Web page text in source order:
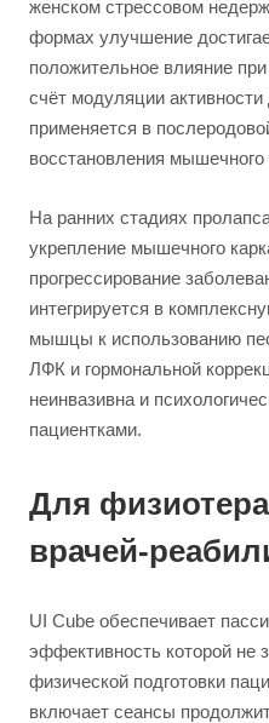
женском стрессовом
формах улучшение
положительное влияние
счёт модуляции
применяется в
восстановления мышечного
На ранних стадиях
укрепление мышечного
прогрессирование
интегрируется в
мышцы к использованию
ЛФК и гормональной
неинвазивна и
пациентками.
Для
врачей-
UI Cube обеспечивает
эффективность которой не
физической подготовки
включает сеансы